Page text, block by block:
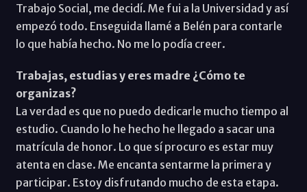
Trabajo Social, me decidí. Me fui a la Universidad y así
empezó todo. Enseguida llamé a Belén para contarle
lo que había hecho. No me lo podía creer.
Trabajas, estudias y eres madre ¿Cómo te
organizas?
La verdad es que no puedo dedicarle mucho tiempo al
estudio. Cuando lo he hecho he llegado a sacar una
matrícula de honor. Lo que sí procuro es estar muy
atenta en clase. Me encanta sentarme la primera y
participar. Estoy disfrutando mucho de esta etapa.